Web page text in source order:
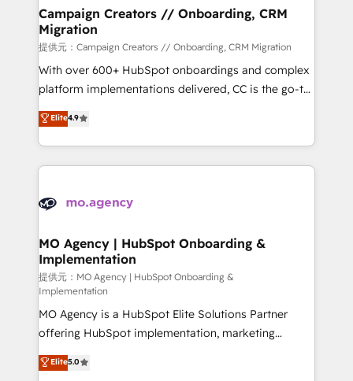
empowering our clients and developing their
autonomy. Get to grips with HubSpot through
guided implementation and seamless integration of
the CRM platform into your digital ecosystem. Would
you like support in deploying your inbound
to your needs and sales objectives. With 125+
certifications, we are part of the most certified
services are offered in both English & French.
Campaign Creators // Onboarding, CRM
Migration
提供元：Campaign Creators // Onboarding, CRM Migration
With over 600+ HubSpot onboardings and complex
platform implementations delivered, CC is the go-to
Elite Solutions Partner for businesses ready to
migrate, replatform, and scale smarter. We specialize
in high-impact CRM and CMS migrations and
onboarding from platforms like Salesforce, NetSuite,
WordPress and legacy CRMs, turning fragmented
architectures that accelerate revenue operations and
performance. - Multi-object CRM migration, cleanup,
and implementation. - Pre-built and custom
integrations across your full tech stack. - Custom
object setup, CMS builds, and full-funnel automation.
- Dashboards, lifecycle campaigns, and lead
nurturing sequences. - Cross-hub setup across
Marketing, Sales, Operations, and Service Hubs. -
Elite4.9
MO Agency | HubSpot Onboarding &
Implementation
提供元：MO Agency | HubSpot Onboarding &
Implementation
MO Agency is a HubSpot Elite Solutions Partner
offering HubSpot implementation, marketing
automation, CRM and RevOps consulting, B2B SEO,
paid media, content marketing, AEO and GEO (AI
Elite5.0